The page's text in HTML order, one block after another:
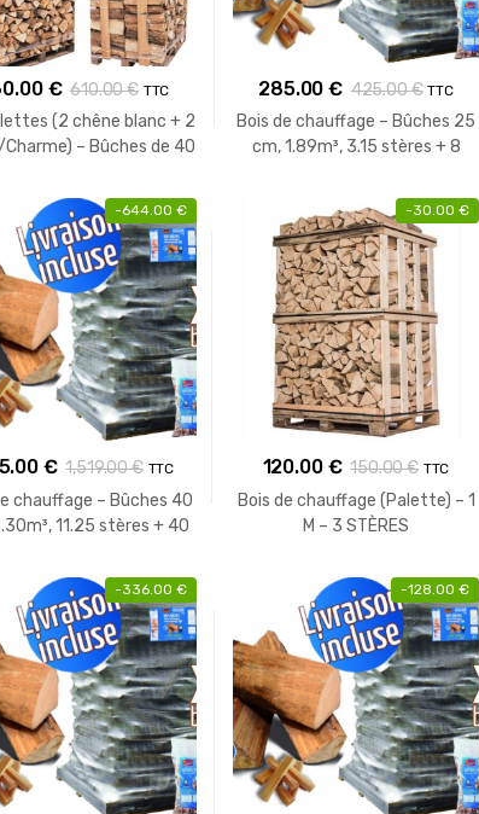
€ 610.00€ TTC
(2 chêne blanc + 2
– Bûches de 40
285.00€ 425.00€ TTC
Bois de chauffage – Bûches 25
cm, 1.89m³, 3.15 stères + 8
-644.00 €
€ 1,519.00€ TTC
chauffage – Bûches 40
11.25 stères + 40
-30.00 €
120.00 € 150.00€ TTC
Bois de chauffage (Palette) – 1
M – 3 STÈRES
-336.00 € -128.00 €